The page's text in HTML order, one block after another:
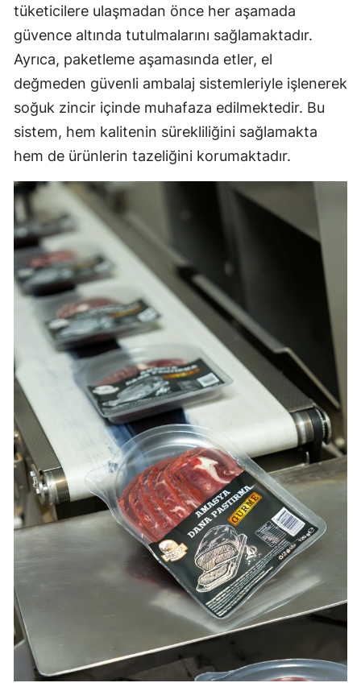
tüketicilere ulaşmadan önce her aşamada
güvence altında tutulmalarını sağlamaktadır.
Ayrıca, paketleme aşamasında etler, el
değmeden güvenli ambalaj sistemleriyle işlenerek
soğuk zincir içinde muhafaza edilmektedir. Bu
sistem, hem kalitenin sürekliliğini sağlamakta
hem de ürünlerin tazeliğini korumaktadır.